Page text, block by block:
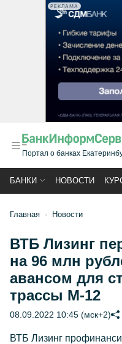
РЕКЛАМА
Портал о банках
БАНКИ НОВОСТИ
Главная Новости
ВТБ Лизинг
на 96 млн
авансом для
трассы М-12
08.09.2022 10:45 (мск+2)
ВТБ Лизинг